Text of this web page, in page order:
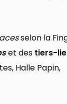
selon la
et des tiers-
Halle Papin,